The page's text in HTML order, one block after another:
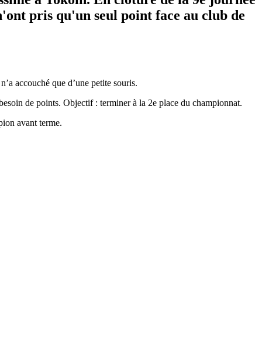
pris qu'un seul point face au club de
accouché que d’une petite souris.
de points. Objectif : terminer à la 2e place du championnat.
avant terme.